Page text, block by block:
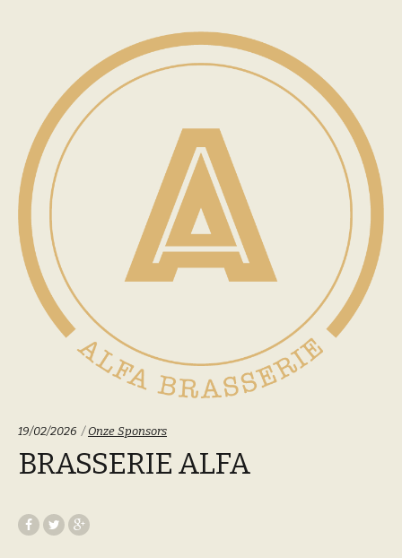
19/02/2026 Categoriën:
Onze Sponsors
BRASSERIE ALFA